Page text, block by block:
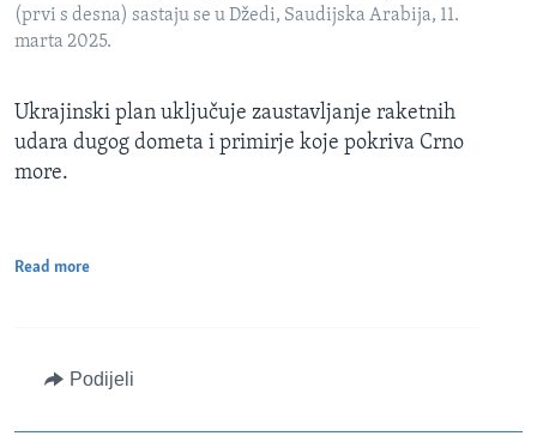
(prvi s desna) sastaju se u Džedi, Saudijska Arabija, 11.
marta 2025.
Ukrajinski plan uključuje zaustavljanje raketnih
udara dugog dometa i primirje koje pokriva Crno
more.
Read more
Podijeli